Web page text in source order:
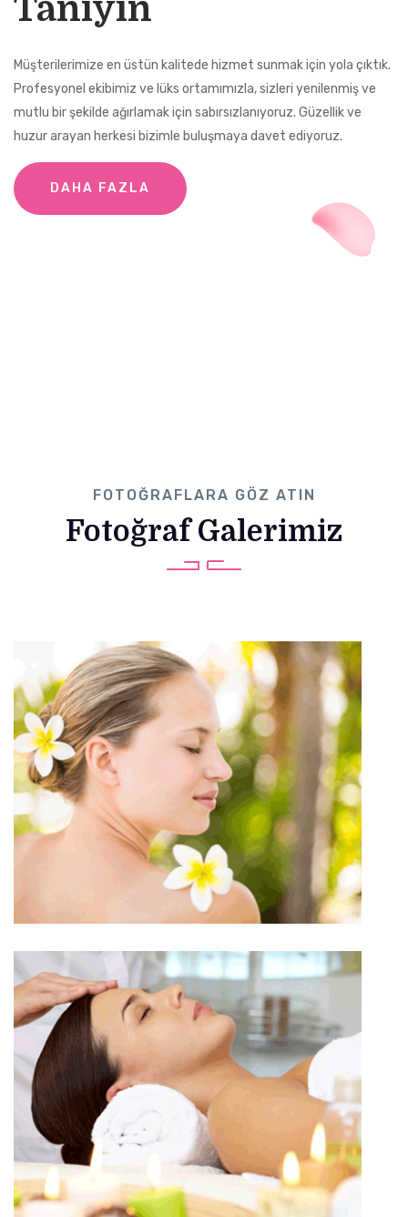
Tanıyın
Müşterilerimize en üstün kalitede hizmet sunmak için yola çıktık.
Profesyonel ekibimiz ve lüks ortamımızla, sizleri yenilenmiş ve
mutlu bir şekilde ağırlamak için sabırsızlanıyoruz. Güzellik ve
huzur arayan herkesi bizimle buluşmaya davet ediyoruz.
DAHA FAZLA
FOTOĞRAFLARA GÖZ ATIN
Fotoğraf Galerimiz